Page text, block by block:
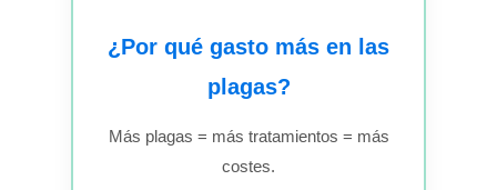
¿Por qué gasto más en las
plagas?
Más plagas = más tratamientos = más
costes.